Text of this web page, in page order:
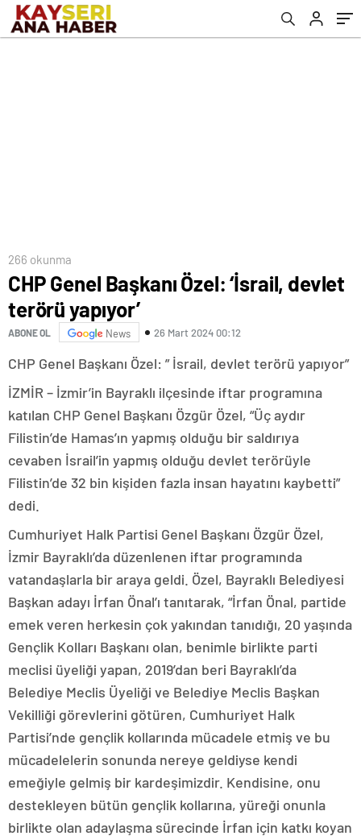
266 okunma
CHP Genel Başkanı Özel: ‘İsrail, devlet
terörü yapıyor’
ABONE OL News 26 Mart 2024 00:12
CHP Genel Başkanı Özel: ” İsrail, devlet terörü yapıyor”
İZMİR – İzmir’in Bayraklı ilçesinde iftar programına
katılan CHP Genel Başkanı Özgür Özel, “Üç aydır
Filistin’de Hamas’ın yapmış olduğu bir saldırıya
cevaben İsrail’in yapmış olduğu devlet terörüyle
Filistin’de 32 bin kişiden fazla insan hayatını kaybetti”
dedi.
Cumhuriyet Halk Partisi Genel Başkanı Özgür Özel,
İzmir Bayraklı’da düzenlenen iftar programında
vatandaşlarla bir araya geldi. Özel, Bayraklı Belediyesi
Başkan adayı İrfan Önal’ı tanıtarak, “İrfan Önal, partide
emek veren herkesin çok yakından tanıdığı, 20 yaşında
Gençlik Kolları Başkanı olan, benimle birlikte parti
meclisi üyeliği yapan, 2019’dan beri Bayraklı’da
Belediye Meclis Üyeliği ve Belediye Meclis Başkan
Vekilliği görevlerini götüren, Cumhuriyet Halk
Partisi’nde gençlik kollarında mücadele etmiş ve bu
mücadelelerin sonunda nereye geldiyse kendi
emeğiyle gelmiş bir kardeşimizdir. Kendisine, onu
destekleyen bütün gençlik kollarına, yüreği onunla
birlikte olan adaylaşma sürecinde İrfan için katkı koyan